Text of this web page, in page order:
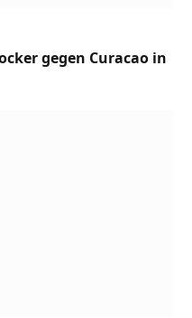
gegen Curacao in